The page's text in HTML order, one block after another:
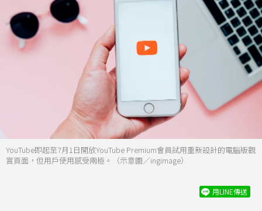
YouTube即起至7月1日開放YouTube Premium會員試用重新設計的電腦版觀
賞頁面，但用戶使用感受兩極。（示意圖／ingimage）
用LINE傳送